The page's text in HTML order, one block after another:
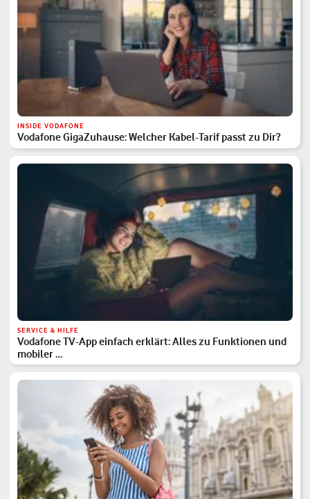
INSIDE VODAFONE
Vodafone GigaZuhause: Welcher Kabel-Tarif passt zu Dir?
SERVICE & HILFE
Vodafone TV-App einfach erklärt: Alles zu Funktionen und
mobiler …